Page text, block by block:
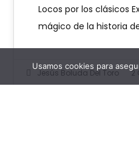
Locos por los clásicos
mágico de la historia
Jesús Boluda Del Toro 2
Usamos cookies para